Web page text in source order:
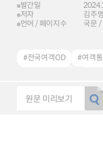
발간일
저자
김주
언어 / 페이지수
국문 /
#전국여객OD #여객
원문 미리보기